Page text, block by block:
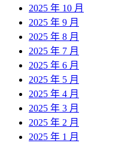
2025 年 10 月
2025 年 9 月
2025 年 8 月
2025 年 7 月
2025 年 6 月
2025 年 5 月
2025 年 4 月
2025 年 3 月
2025 年 2 月
2025 年 1 月